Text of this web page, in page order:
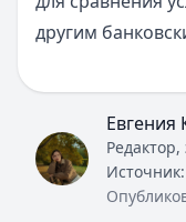
другим
Евгения
Источник: